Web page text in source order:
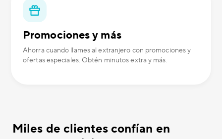
Promociones y más
Ahorra cuando llames al extranjero con promociones y
ofertas especiales. Obtén minutos extra y más.
Miles de clientes confían en